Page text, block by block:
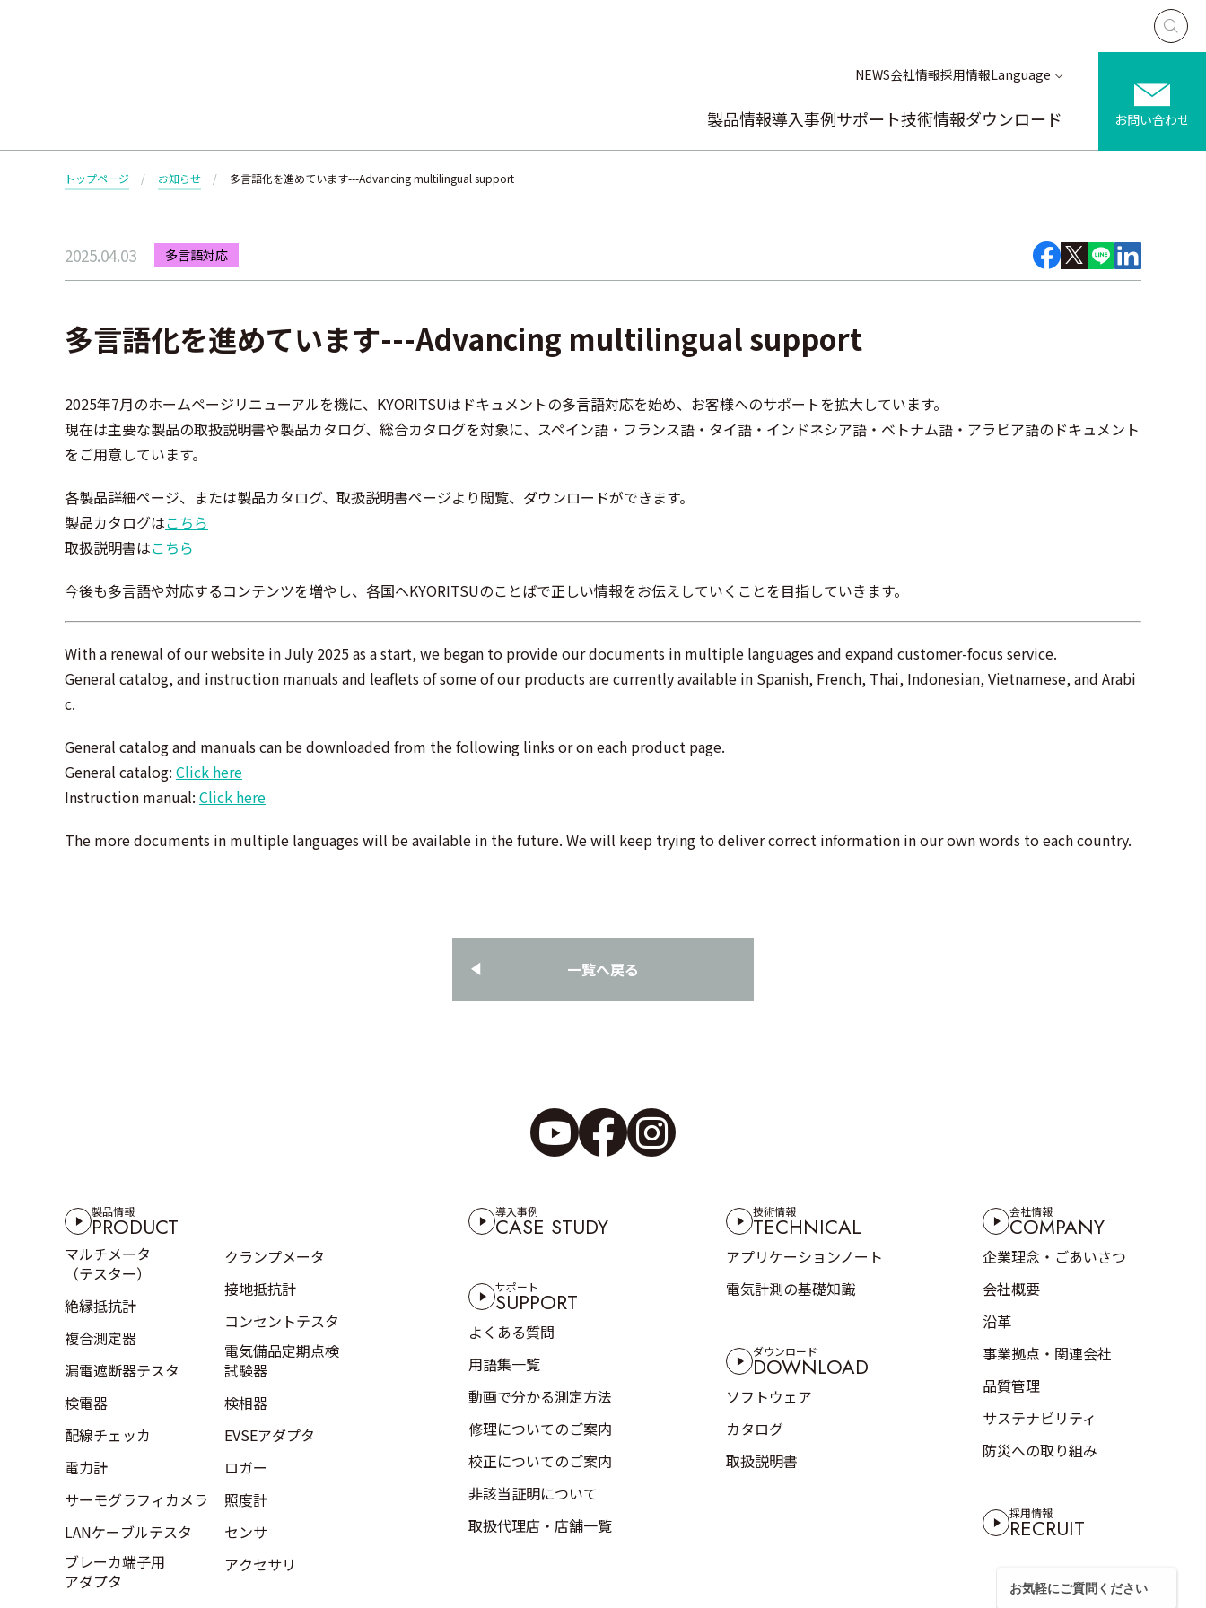
製品情報導入事例サポート技術情報ダウンロード
NEWS会社情報採用情報Language
お問い合わせ
トップページ お知らせ 多言語化を進めています---Advancing multilingual support
2025.04.03 多言語対応
多言語化を進めています---Advancing multilingual support
2025年7月のホームページリニューアルを機に、KYORITSUはドキュメントの多言語対応を始め、お客様へのサポートを拡大しています。
現在は主要な製品の取扱説明書や製品カタログ、総合カタログを対象に、スペイン語・フランス語・タイ語・インドネシア語・ベトナム語・アラビア語のドキュメント
をご用意しています。
各製品詳細ページ、または製品カタログ、取扱説明書ページより閲覧、ダウンロードができます。
製品カタログはこちら
取扱説明書はこちら
今後も多言語や対応するコンテンツを増やし、各国へKYORITSUのことばで正しい情報をお伝えしていくことを目指していきます。
With a renewal of our website in July 2025 as a start, we began to provide our documents in multiple languages and expand customer-focus service.
General catalog, and instruction manuals and leaflets of some of our products are currently available in Spanish, French, Thai, Indonesian, Vietnamese, and Arabi
c.
General catalog and manuals can be downloaded from the following links or on each product page.
General catalog: Click here
Instruction manual: Click here
The more documents in multiple languages will be available in the future. We will keep trying to deliver correct information in our own words to each country.
一覧へ戻る
製品情報
PRODUCT
マルチメータ
（テスター）
絶縁抵抗計
複合測定器
漏電遮断器テスタ
検電器
配線チェッカ
電力計
サーモグラフィカメラ
LANケーブルテスタ
ブレーカ端子用
アダプタ
クランプメータ
接地抵抗計
コンセントテスタ
電気備品定期点検
試験器
検相器
EVSEアダプタ
ロガー
照度計
センサ
アクセサリ
導入事例
CASE STUDY
サポート
SUPPORT
よくある質問
用語集一覧
動画で分かる測定方法
修理についてのご案内
校正についてのご案内
非該当証明について
取扱代理店・店舗一覧
技術情報
TECHNICAL
アプリケーションノート
電気計測の基礎知識
ダウンロード
DOWNLOAD
ソフトウェア
カタログ
取扱説明書
会社情報
COMPANY
企業理念・ごあいさつ
会社概要
沿革
事業拠点・関連会社
品質管理
サステナビリティ
防災への取り組み
採用情報
RECRUIT